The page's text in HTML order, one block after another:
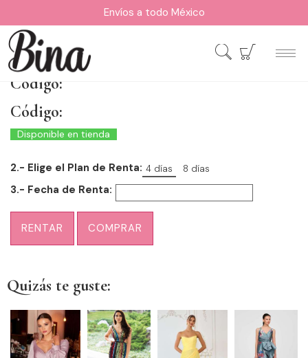
Envíos a todo México
Código:
Código:
Disponible en tienda
2.- Elige el Plan de Renta: 4 días 8 días
3.- Fecha de Renta:
RENTAR COMPRAR
Quizás te guste: